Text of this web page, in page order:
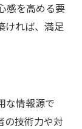
感を高める要
ければ、満足
な情報源で
の技術力や対